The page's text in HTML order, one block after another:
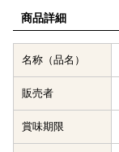
商品詳細
名称（品名）
販売者
賞味期限